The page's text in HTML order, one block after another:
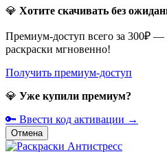
💎 Хотите скачивать без
Премиум-доступ всего за 300₽ —
раскраски мгновенно!
Получить премиум-доступ
💎 Уже купили премиум?
🔑 Ввести код активации →
Отмена